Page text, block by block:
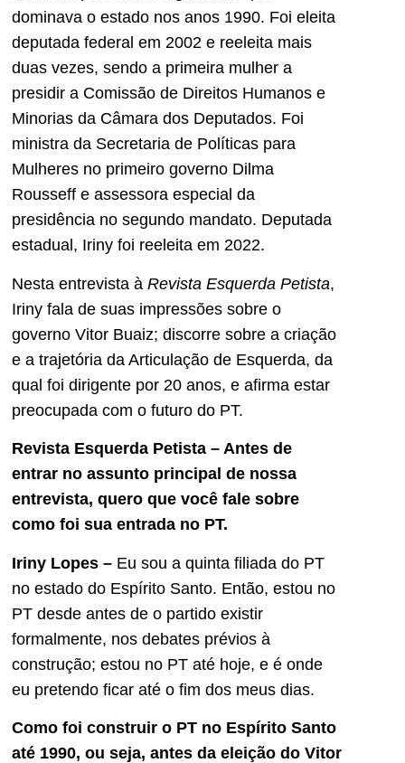
dominava o estado nos anos 1990. Foi eleita
deputada federal em 2002 e reeleita mais
duas vezes, sendo a primeira mulher a
presidir a Comissão de Direitos Humanos e
Minorias da Câmara dos Deputados. Foi
ministra da Secretaria de Políticas para
Mulheres no primeiro governo Dilma
Rousseff e assessora especial da
presidência no segundo mandato. Deputada
estadual, Iriny foi reeleita em 2022.
Nesta entrevista à Revista Esquerda Petista,
Iriny fala de suas impressões sobre o
governo Vitor Buaiz; discorre sobre a criação
e a trajetória da Articulação de Esquerda, da
qual foi dirigente por 20 anos, e afirma estar
preocupada com o futuro do PT.
Revista Esquerda Petista – Antes de
entrar no assunto principal de nossa
entrevista, quero que você fale sobre
como foi sua entrada no PT.
Iriny Lopes – Eu sou a quinta filiada do PT
no estado do Espírito Santo. Então, estou no
PT desde antes de o partido existir
formalmente, nos debates prévios à
construção; estou no PT até hoje, e é onde
eu pretendo ficar até o fim dos meus dias.
Como foi construir o PT no Espírito Santo
até 1990, ou seja, antes da eleição do Vitor